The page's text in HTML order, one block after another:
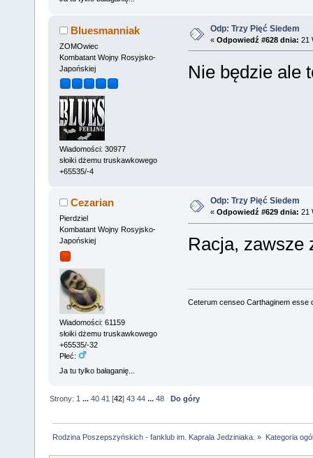
Bluesmanniak
ZOMOwiec
Kombatant Wojny Rosyjsko-
Japońskiej
Wiadomości: 30977
słoiki dżemu truskawkowego
+65535/-4
Odp: Trzy Pięć Siedem
« Odpowiedź #628 dnia: 21
Nie będzie ale
Cezarian
Pierdziel
Kombatant Wojny Rosyjsko-
Japońskiej
Wiadomości: 61159
słoiki dżemu truskawkowego
+65535/-32
Płeć:
Ja tu tylko bałaganię...
Odp: Trzy Pięć Siedem
« Odpowiedź #629 dnia: 21
Racja, zawsze
Ceterum censeo Carthaginem esse
Strony: 1 ...40 41 [42]43 44 ...48 Do góry
Rodzina Poszepszyńskich - fanklub im. Kaprala Jedziniaka. » Kategoria